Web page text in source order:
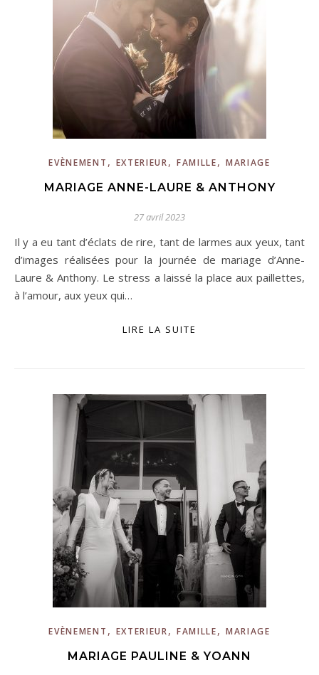
EVÈNEMENT , EXTERIEUR, FAMILLE, MARIAGE
MARIAGE ANNE-LAURE & ANTHONY
27 avril 2023
Il y a eu tant d’éclats de rire, tant de larmes aux yeux, tant
d’images réalisées pour la journée de mariage d’Anne-
Laure & Anthony. Le stress a laissé la place aux paillettes,
à l’amour, aux yeux qui…
LIRE LA SUITE
EVÈNEMENT , EXTERIEUR, FAMILLE, MARIAGE
MARIAGE PAULINE & YOANN